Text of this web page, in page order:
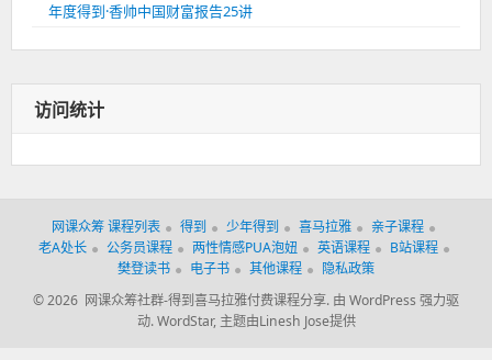
年度得到·香帅中国财富报告25讲
访问统计
网课众筹 课程列表 得到 少年得到 喜马拉雅
亲子课程
老A处长
公务员课程 两性情感PUA泡妞 英语课程
B站课程
樊登读书
电子书 其他课程
隐私政策
© 2026 网课众筹社群-得到喜马拉雅付费课程分享. 由 WordPress 强力驱
动. WordStar, 主题由Linesh Jose提供